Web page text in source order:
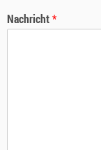
Nachricht*